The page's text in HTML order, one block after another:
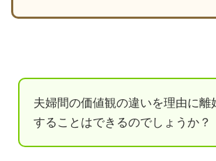
夫婦間の価値観の違いを理由に離
することはできるのでしょうか？